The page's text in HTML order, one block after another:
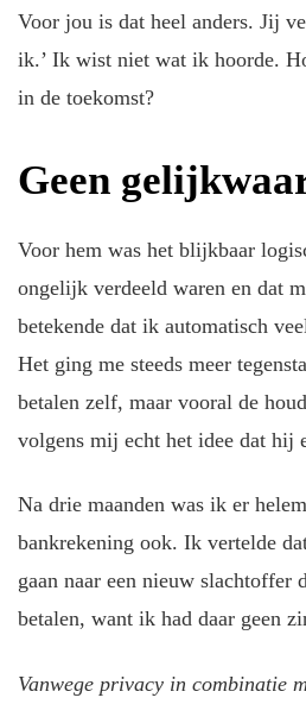
Voor jou is dat heel anders. Jij
ik.’ Ik wist niet wat ik hoorde.
in de toekomst?
Geen
Voor hem was het blijkbaar
ongelijk verdeeld waren en dat
betekende dat ik automatisch
Het ging me steeds meer
betalen zelf, maar vooral de
volgens mij echt het idee dat hij
Na drie maanden was ik er
bankrekening ook. Ik vertelde
gaan naar een nieuw slachtoffer
betalen, want ik had daar geen
Vanwege privacy in combinatie